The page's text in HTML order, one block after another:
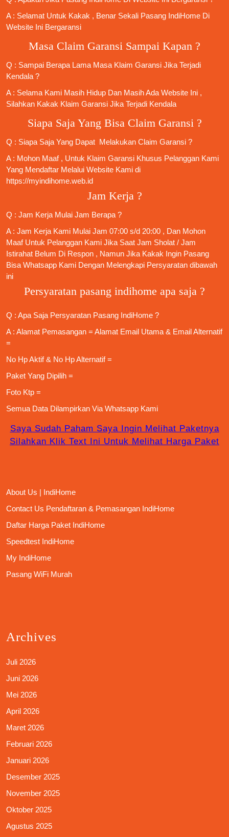
A : Selamat Untuk Kakak , Benar Sekali Pasang IndiHome Di
Website Ini Bergaransi
Masa Claim Garansi Sampai Kapan ?
Q : Sampai Berapa Lama Masa Klaim Garansi Jika Terjadi
Kendala ?
A : Selama Kami Masih Hidup Dan Masih Ada Website Ini ,
Silahkan Kakak Klaim Garansi Jika Terjadi Kendala
Siapa Saja Yang Bisa Claim Garansi ?
Q : Siapa Saja Yang Dapat Melakukan Claim Garansi ?
A : Mohon Maaf , Untuk Klaim Garansi Khusus Pelanggan Kami
Yang Mendaftar Melalui Website Kami di
https://myindihome.web.id
Jam Kerja ?
Q : Jam Kerja Mulai Jam Berapa ?
A : Jam Kerja Kami Mulai Jam 07:00 s/d 20:00 , Dan Mohon
Maaf Untuk Pelanggan Kami Jika Saat Jam Sholat / Jam
Istirahat Belum Di Respon , Namun Jika Kakak Ingin Pasang
Bisa Whatsapp Kami Dengan Melengkapi Persyaratan dibawah
ini
Persyaratan pasang indihome apa saja ?
Q : Apa Saja Persyaratan Pasang IndiHome ?
A : Alamat Pemasangan = Alamat Email Utama & Email Alternatif
=
No Hp Aktif & No Hp Alternatif =
Paket Yang Dipilih =
Foto Ktp =
Semua Data Dilampirkan Via Whatsapp Kami
Saya Sudah Paham Saya Ingin Melihat Paketnya
Silahkan Klik Text Ini Untuk Melihat Harga Paket
About Us | IndiHome
Contact Us Pendaftaran & Pemasangan IndiHome
Daftar Harga Paket IndiHome
Speedtest IndiHome
My IndiHome
Pasang WiFi Murah
Archives
Juli 2026
Juni 2026
Mei 2026
April 2026
Maret 2026
Februari 2026
Januari 2026
Desember 2025
November 2025
Oktober 2025
Agustus 2025